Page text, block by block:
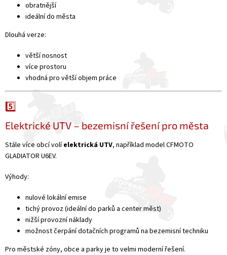
obratnější
ideální do města
Dlouhá verze:
větší nosnost
více prostoru
vhodná pro větší objem práce
5️⃣
Elektrické UTV – bezemisní řešení pro města
Stále více obcí volíelektrická UTV, například model CFMOTO
GLADIATOR U6EV.
Výhody:
nulové lokální emise
tichý provoz (ideální do parků a center měst)
nižší provozní náklady
možnost čerpání dotačních programů na bezemisní techniku
Pro městské zóny, obce a parky je to velmi moderní řešení.